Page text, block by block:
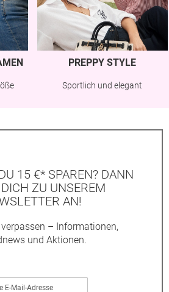
PREPPY STYLE
Sportlich und elegant
15 €* SPAREN? DANN
ZU UNSEREM
AN!
– Informationen,
und Aktionen.